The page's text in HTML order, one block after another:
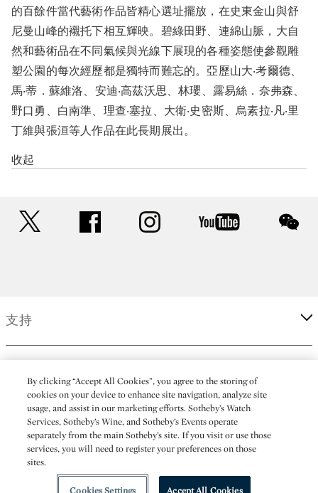
的百餘件當代藝術作品皆精心選址擺放，在史東金山與舒
尼曼山峰的襯托下相互輝映。碧綠田野、連綿山脈，大自
然和藝術品在不同氣候與光線下展現的各種姿態使參觀雕
塑公園的每次經歷都是獨特而難忘的。亞歷山大‧考爾德、
馬‧蒂．蘇維洛、安迪‧高茲沃思、林瓔、露易絲．奈弗森、
野口勇、白南準、理查‧塞拉、大衛‧史密斯、烏素拉‧凡‧里
丁維與張洹等人作品在此長期展出。
收起
facebook instagram youtube
支持
更多
(C) 2026 Sotheby's
By clicking “Accept All Cookies”, you agree to the storing of
cookies on your device to enhance site navigation, analyze site
usage, and assist in our marketing efforts. Sotheby’s Watch
Services, Sotheby’s Wine, and Sotheby’s Events operate
separately from the main Sotheby’s site. If you visit or use those
services, you will need to register your preferences on those
sites.
Cookies Settings Accept All Cookies